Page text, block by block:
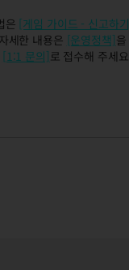
은 [게임 가이드 - 신고하
세한 내용은 [운영정책]
[1:1 문의] 로 접수해 주세